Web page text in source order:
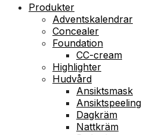
Produkter
Adventskalendrar
Concealer
Foundation
CC-cream
Highlighter
Hudvård
Ansiktsmask
Ansiktspeeling
Dagkräm
Nattkräm